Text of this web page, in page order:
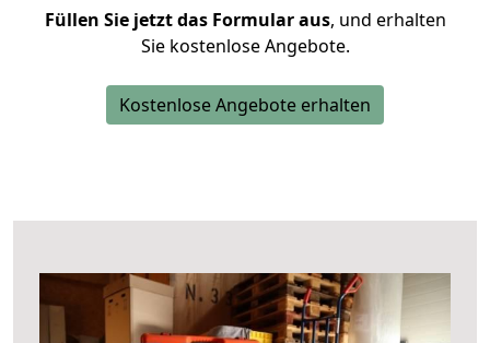
Füllen Sie jetzt das Formular aus, und erhalten
Sie kostenlose Angebote.
Kostenlose Angebote erhalten